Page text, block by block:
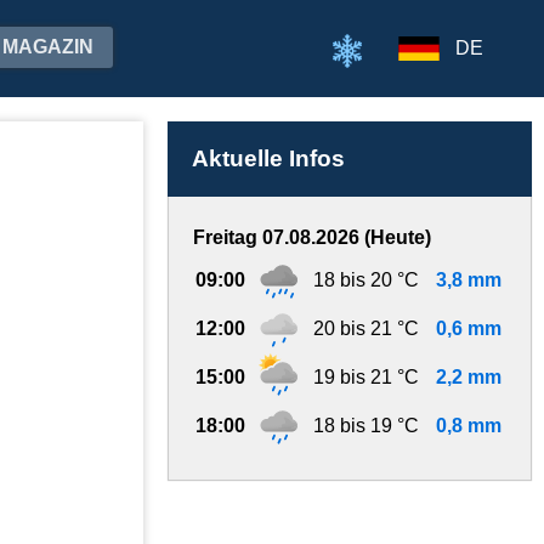
MAGAZIN DE
Aktuelle Infos
Freitag 07.08.2026 (Heute)
09:00 18 bis 20 °C 3,8 mm
12:00 20 bis 21 °C 0,6 mm
15:00 19 bis 21 °C 2,2 mm
18:00 18 bis 19 °C 0,8 mm